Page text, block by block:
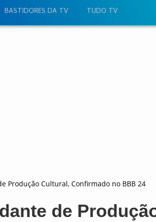
BASTIDORES DA TV TUDO TV
Produção Cultural, Confirmado no BBB 24
de